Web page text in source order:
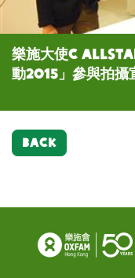
樂施大使C
動2015」參與拍攝
樂施大使C
集大行動2015」。
樂施大使C
集大行動2015」。
樂施大使C
送上滿載的祝福。
BACK